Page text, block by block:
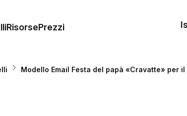
RisorsePrezzi
Modello Email Festa del papà «Cravatte» per